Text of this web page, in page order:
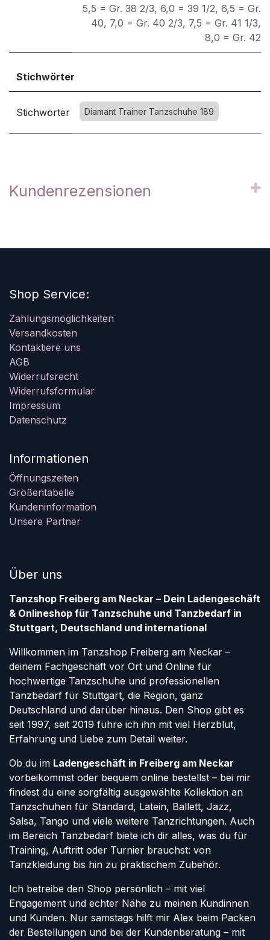
5,5 = Gr. 38 2/3, 6,0 = 39 1/2, 6,5 = Gr.
40, 7,0 = Gr. 40 2/3, 7,5 = Gr. 41 1/3,
8,0 = Gr. 42
Stichwörter
Stichwörter Diamant Trainer Tanzschuhe 189
Kundenrezensionen
Shop Service:
Zahlungsmöglichkeiten
Versandkosten
Kontaktiere uns
AGB
Widerrufsrecht
Widerrufsformular
Impressum
Datenschutz
Informationen
Öffnungszeiten
Größentabelle
Kundeninformation
Unsere Partner
Über uns
Tanzshop Freiberg am Neckar – Dein Ladengeschäft
& Onlineshop für Tanzschuhe und Tanzbedarf in
Stuttgart, Deutschland und international
Willkommen im Tanzshop Freiberg am Neckar –
deinem Fachgeschäft vor Ort und Online für
hochwertige Tanzschuhe und professionellen
Tanzbedarf für Stuttgart, die Region, ganz
Deutschland und darüber hinaus. Den Shop gibt es
seit 1997, seit 2019 führe ich ihn mit viel Herzblut,
Erfahrung und Liebe zum Detail weiter.
Ob du im Ladengeschäft in Freiberg am Neckar
vorbeikommst oder bequem online bestellst – bei mir
findest du eine sorgfältig ausgewählte Kollektion an
Tanzschuhen für Standard, Latein, Ballett, Jazz,
Salsa, Tango und viele weitere Tanzrichtungen. Auch
im Bereich Tanzbedarf biete ich dir alles, was du für
Training, Auftritt oder Turnier brauchst: von
Tanzkleidung bis hin zu praktischem Zubehör.
Ich betreibe den Shop persönlich – mit viel
Engagement und echter Nähe zu meinen Kundinnen
und Kunden. Nur samstags hilft mir Alex beim Packen
der Bestellungen und bei der Kundenberatung – mit